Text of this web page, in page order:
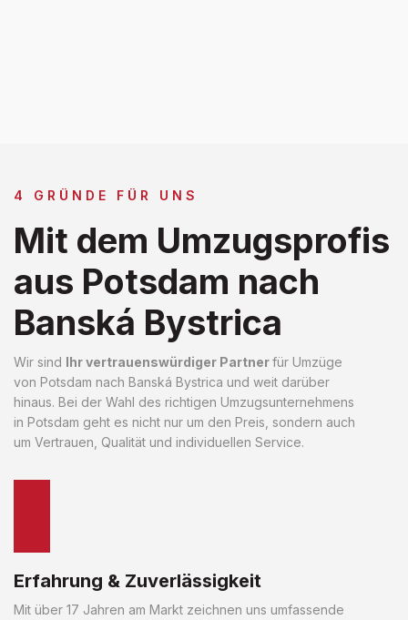
4 GRÜNDE FÜR UNS
Mit dem Umzugsprofis
aus Potsdam nach
Banská Bystrica
Wir sind Ihr vertrauenswürdiger Partnerfür Umzüge
von Potsdam nach Banská Bystrica und weit darüber
hinaus. Bei der Wahl des richtigen Umzugsunternehmens
in Potsdam geht es nicht nur um den Preis, sondern auch
um Vertrauen, Qualität und individuellen Service.
Erfahrung & Zuverlässigkeit
Mit über 17 Jahren am Markt zeichnen uns umfassende